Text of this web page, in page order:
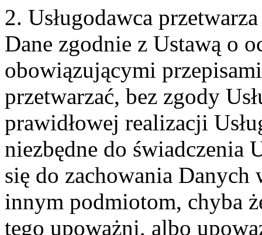
2. Usługodawca
Dane zgodnie z Ustawą o
obowiązującymi
przetwarzać, bez zgody
prawidłowej realizacji
niezbędne do świadczenia
się do zachowania
innym podmiotom, chyba
tego upoważni, albo